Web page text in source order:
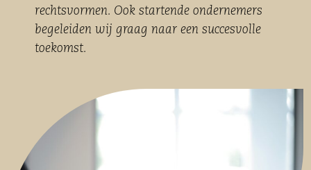
rechtsvormen. Ook startende ondernemers
begeleiden wij graag naar een succesvolle
toekomst.